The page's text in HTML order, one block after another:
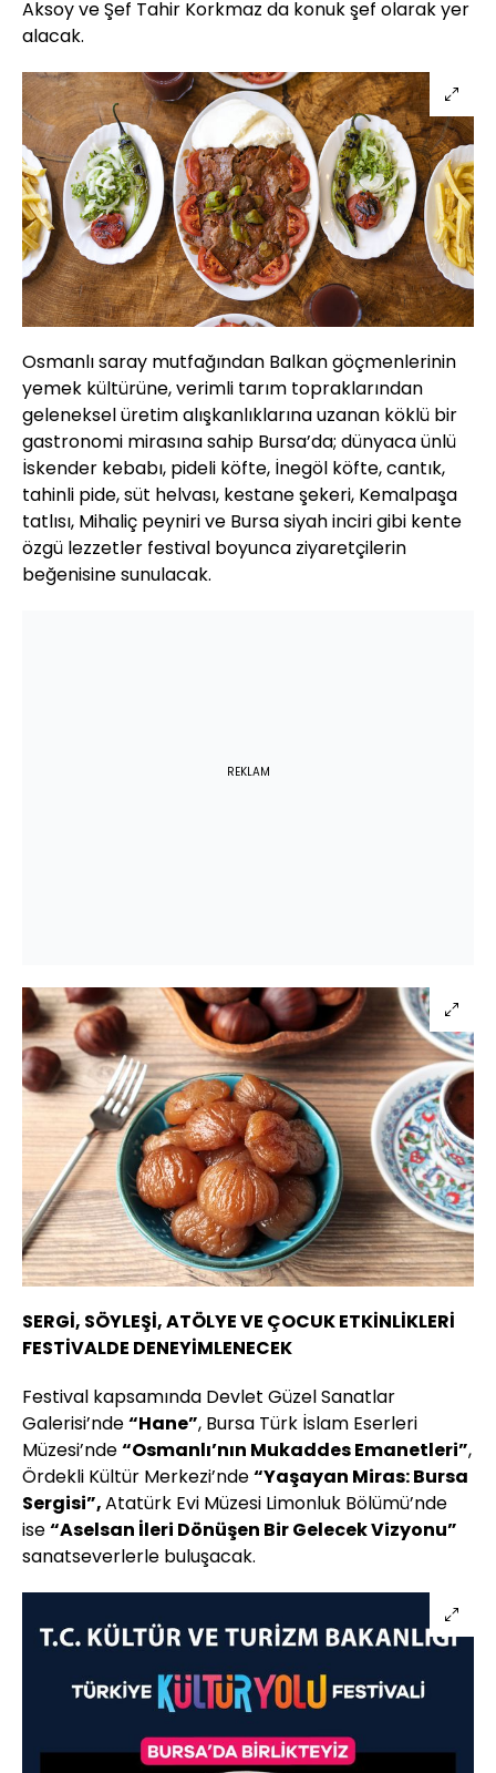
Aksoy ve Şef Tahir Korkmaz da konuk şef olarak yer
alacak.
Osmanlı saray mutfağından Balkan göçmenlerinin
yemek kültürüne, verimli tarım topraklarından
geleneksel üretim alışkanlıklarına uzanan köklü bir
gastronomi mirasına sahip Bursa’da; dünyaca ünlü
İskender kebabı, pideli köfte, İnegöl köfte, cantık,
tahinli pide, süt helvası, kestane şekeri, Kemalpaşa
tatlısı, Mihaliç peyniri ve Bursa siyah inciri gibi kente
özgü lezzetler festival boyunca ziyaretçilerin
beğenisine sunulacak.
REKLAM
SERGİ, SÖYLEŞİ, ATÖLYE VE ÇOCUK ETKİNLİKLERİ
FESTİVALDE DENEYİMLENECEK
Festival kapsamında Devlet Güzel Sanatlar
Galerisi’nde“Hane”, Bursa Türk İslam Eserleri
Müzesi’nde“Osmanlı’nın Mukaddes Emanetleri”,
Ördekli Kültür Merkezi’nde“Yaşayan Miras: Bursa
Sergisi”,Atatürk Evi Müzesi Limonluk Bölümü’nde
ise“Aselsan İleri Dönüşen Bir Gelecek Vizyonu”
sanatseverlerle buluşacak.